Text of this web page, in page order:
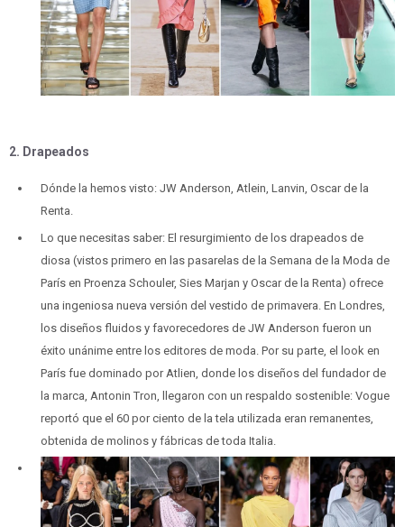
2. Drapeados
Dónde la hemos visto: JW Anderson, Atlein, Lanvin, Oscar de la
Renta.
Lo que necesitas saber: El resurgimiento de los drapeados de
diosa (vistos primero en las pasarelas de la Semana de la Moda de
París en Proenza Schouler, Sies Marjan y Oscar de la Renta) ofrece
una ingeniosa nueva versión del vestido de primavera. En Londres,
los diseños fluidos y favorecedores de JW Anderson fueron un
éxito unánime entre los editores de moda. Por su parte, el look en
París fue dominado por Atlien, donde los diseños del fundador de
la marca, Antonin Tron, llegaron con un respaldo sostenible: Vogue
reportó que el 60 por ciento de la tela utilizada eran remanentes,
obtenida de molinos y fábricas de toda Italia.